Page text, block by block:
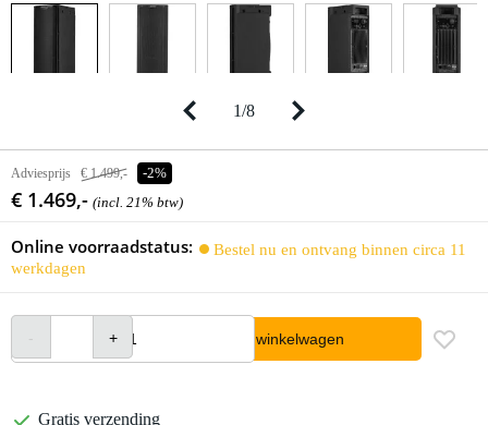
1/8
Adviesprijs € 1.499,- -2%
€ 1.469,- (incl. 21% btw)
Online voorraadstatus:
Bestel nu en ontvang binnen circa 11
werkdagen
In winkelwagen
Gratis verzending